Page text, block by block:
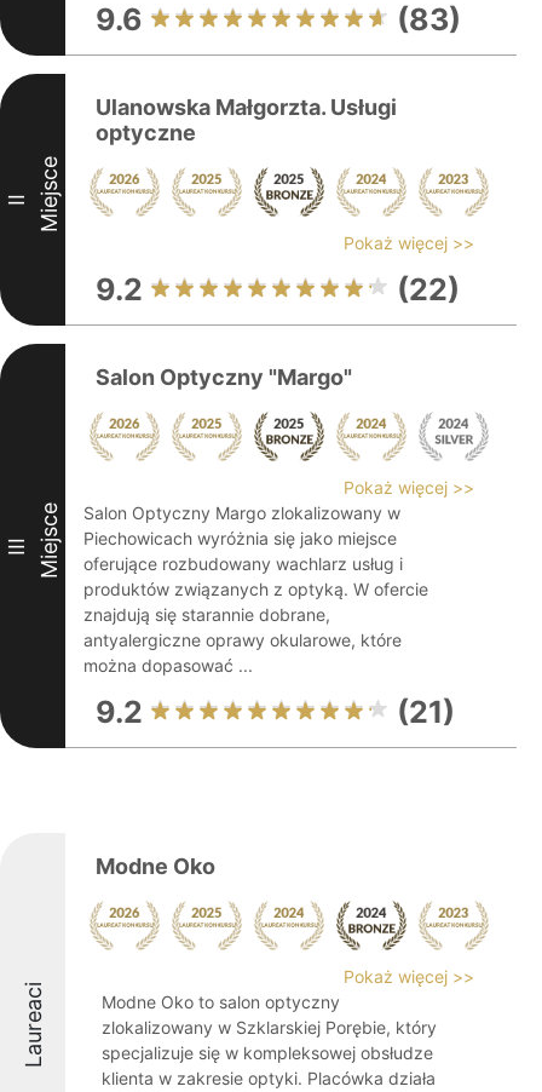
9.6 (83)
II Miejsce
Ulanowska Małgorzta. Usługi
optyczne
Pokaż więcej >>
9.2 (22)
III Miejsce
Salon Optyczny "Margo"
Pokaż więcej >>
Salon Optyczny Margo zlokalizowany w
Piechowicach wyróżnia się jako miejsce
oferujące rozbudowany wachlarz usług i
produktów związanych z optyką. W ofercie
znajdują się starannie dobrane,
antyalergiczne oprawy okularowe, które
można dopasować ...
9.2 (21)
Laureaci
Modne Oko
Pokaż więcej >>
Modne Oko to salon optyczny
zlokalizowany w Szklarskiej Porębie, który
specjalizuje się w kompleksowej obsłudze
klienta w zakresie optyki. Placówka działa